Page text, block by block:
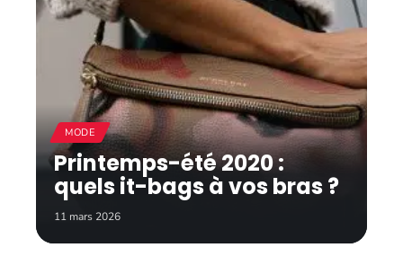
MODE
Printemps-été 2020 :
quels it-bags à vos bras ?
11 mars 2026